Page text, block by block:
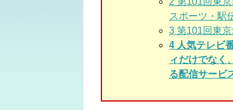
スポーツ・駅
3 第101回東
4 人気テレビ
ィだけでなく
る配信サービ